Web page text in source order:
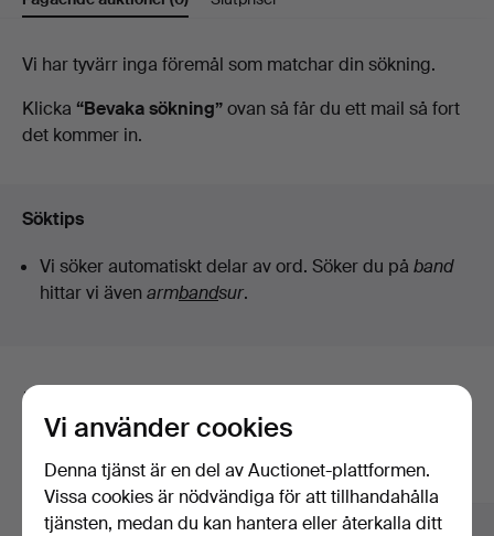
Auctioneers
Pågående
auktioner
Vi har tyvärr inga föremål som matchar din sökning.
Klicka “Bevaka sökning”ovan så får du ett mail så fort
det kommer in.
Söktips
Vi söker automatiskt delar av ord. Söker du på band
hittar vi även armbandsur.
Här är föremål från vårt arkiv som
matchar din sökning
Visa alla föremål
Vi använder cookies
Denna tjänst är en del av Auctionet-plattformen.
Vissa cookies är nödvändiga för att tillhandahålla
tjänsten, medan du kan hantera eller återkalla ditt